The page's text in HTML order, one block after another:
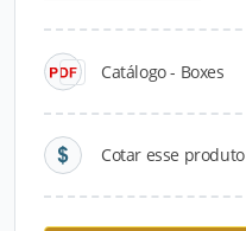
Catálogo - Boxes
Cotar esse produto